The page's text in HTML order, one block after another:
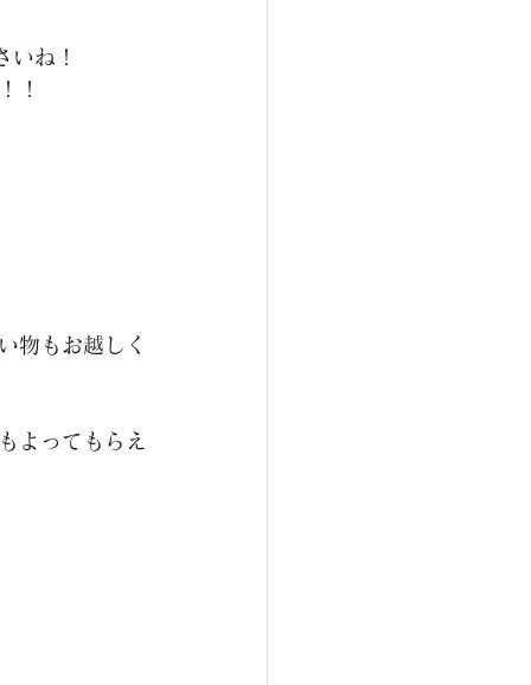
ね！
！
物もお越しく
よってもらえ